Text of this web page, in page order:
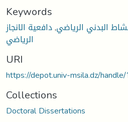
Keywords
البدني الرياضي,دافعية الانجاز
الرياضي
URI
https://depot.univ-msila.dz/
Collections
Doctoral Dissertations